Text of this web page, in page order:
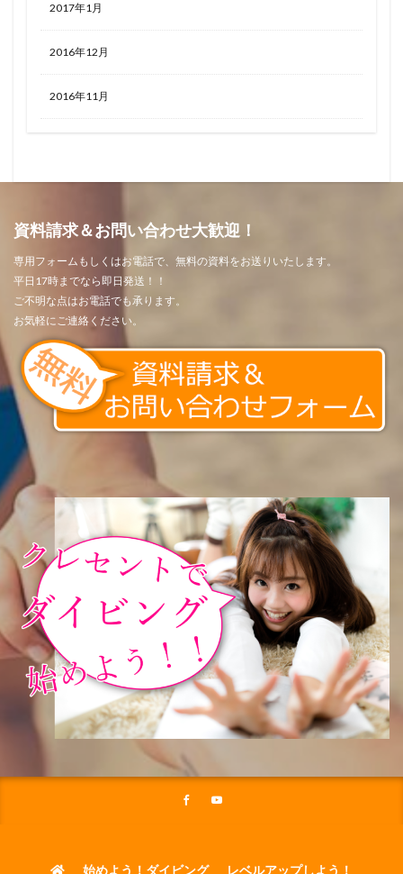
2017年1月
2016年12月
2016年11月
資料請求＆お問い合わせ大歓迎！
専用フォームもしくはお電話で、無料の資料をお送りいたします。
平日17時までなら即日発送！！
ご不明な点はお電話でも承ります。
お気軽にご連絡ください。
始めよう！ダイビング レベルアップしよう！